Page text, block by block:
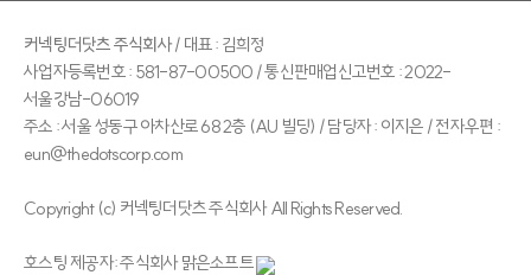
커넥팅더닷츠 주식회사/ 대표 : 김희정
사업자등록번호 : 581-87-00500 / 통신판매업신고번호 : 2022-
서울강남-06019
주소 : 서울 성동구 아차산로 68 2층 (AU 빌딩) / 담당자 : 이지은 / 전자우편 :
eun@thedotscorp.com
Copyright (c) 커넥팅더닷츠 주식회사 All Rights Reserved.
호스팅 제공자: 주식회사 맑은소프트